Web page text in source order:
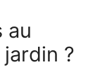
au
?